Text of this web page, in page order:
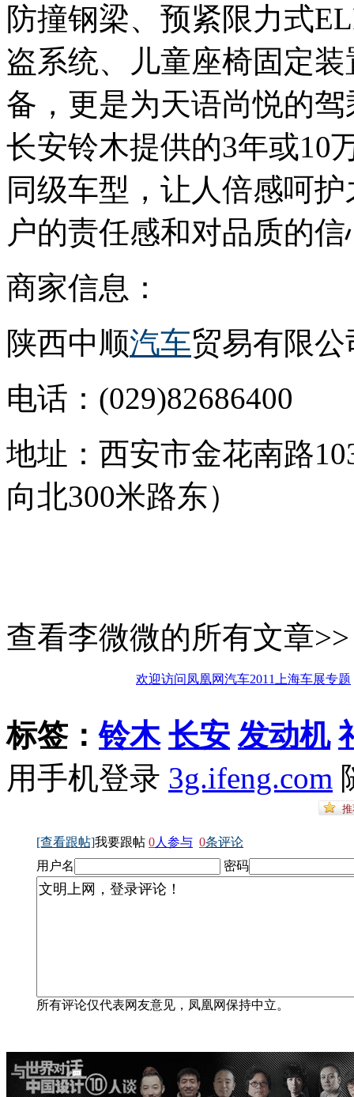
防撞钢梁、预紧限力式
盗系统、儿童座椅固定
备，更是为天语尚悦的
长安铃木提供的3年或10
同级车型，让人倍感呵
户的责任感和对品质的信
商家信息：
陕西中顺汽车贸易有限公
电话：(029)82686400
地址：西安市金花南路
向北300米路东）
查看李微微的所有文章
欢迎访问凤凰网汽车2011上海车展专题
标签：铃木 长安 发动机
用手机登录 3g.ifeng.com
[查看跟帖]我要跟帖 0人参与 0条评论
用户名
密码
所有评论仅代表网友意见，凤凰网保持中立。